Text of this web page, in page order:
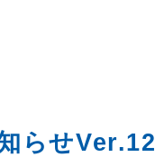
らせVer.12